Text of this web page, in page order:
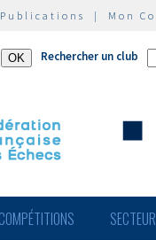
Publications | Mon
Rechercher un club
COMPÉTITIONS